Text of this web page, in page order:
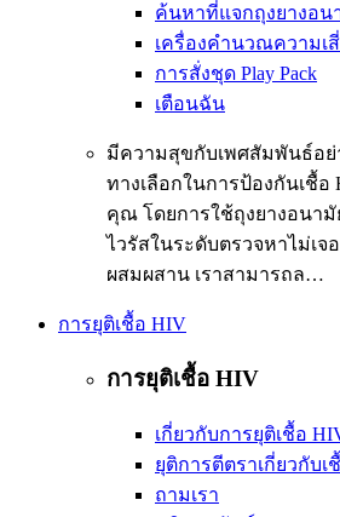
ค้นหาที่แจกถุงยางอน
เครื่องคำนวณความเ
การสั่งชุด Play Pack
เตือนฉัน
มีความสุขกับเพศสัมพันธ์อ
ทางเลือกในการป้องกันเชื้
คุณ โดยการใช้ถุงยางอนามั
ไวรัสในระดับตรวจหาไม่เจ
ผสมผสาน เราสามารถล…
การยุติเชื้อ HIV
การยุติเชื้อ HIV
เกี่ยวกับการยุติเชื้อ
ยุติการตีตราเกี่ยวกับเ
ถามเรา